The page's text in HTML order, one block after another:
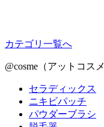
カテゴリ一覧へ
@cosme（アットコス
セラディックス
ニキビパッチ
パウダーブラシ